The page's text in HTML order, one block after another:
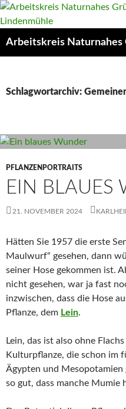
Zum
Inhalt
Schlagwortarchiv:
PFLANZENPORTRAITS
EIN BLAUES
21. NOVEMBER 2024
Hätten Sie 1957 die erste
Maulwurf“ gesehen, dann
seiner Hose gekommen ist.
nicht gesehen, war ja fast
inzwischen, dass die Hose
Pflanze, dem Lein.
Lein, das ist also ohne Flachs
Kulturpflanze, die schon im
Ägypten und
so gut, dass manche Mumie